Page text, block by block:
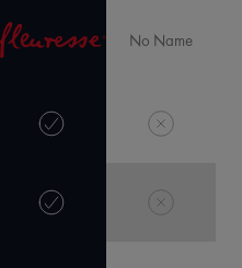
No Name